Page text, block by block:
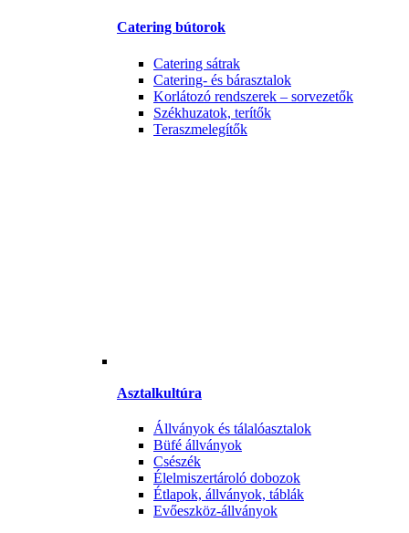
Catering bútorok
Catering sátrak
Catering- és bárasztalok
Korlátozó rendszerek – sorvezetők
Székhuzatok, terítők
Teraszmelegítők
Asztalkultúra
Állványok és tálalóasztalok
Büfé állványok
Csészék
Élelmiszertároló dobozok
Étlapok, állványok, táblák
Evőeszköz-állványok